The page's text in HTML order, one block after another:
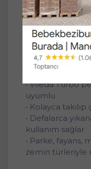
maksimum
kolayca
• %100
emiş gücü
• Sert ve
temizlik
• Vileda Turbo
uyumlu
• Kolayca takılıp
• Defalarca
kullanım sağlar
• Parke,
zemin türleriyle